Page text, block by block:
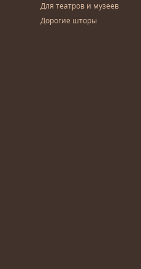
Для театров и музеев
Дорогие шторы